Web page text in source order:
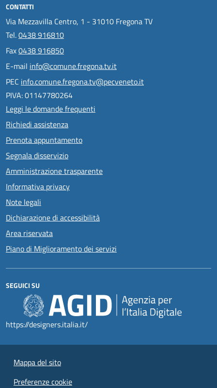
CONTATTI
Via Mezzavilla Centro, 1 - 31010 Fregona TV
Tel.0438 916810
Fax0438 916850
E-mail info@comune.fregona.tv.it
PEC info.comune.fregona.tv@pecveneto.it
PIVA: 01147780264
Leggi le domande frequenti
Richiedi assistenza
Prenota appuntamento
Segnala disservizio
Amministrazione trasparente
Informativa privacy
Note legali
Dichiarazione di accessibilità
Area riservata
Piano di Miglioramento dei servizi
SEGUICI SU
https://designers.italia.it/
Mappa del sito
Preferenze cookie